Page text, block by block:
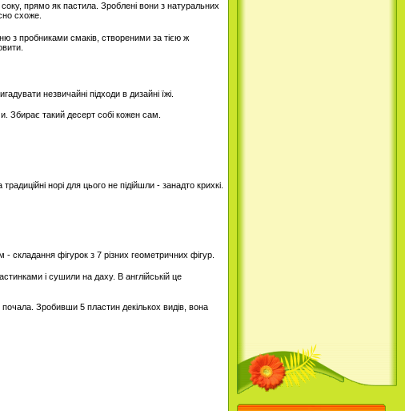
прямо як пастила. Зроблені вони з натуральних
схоже.
з пробниками смаків, створеними за тією ж
незвичайні підходи в дизайні їжі.
Збирає такий десерт собі кожен сам.
норі для цього не підійшли - занадто крихкі.
складання фігурок з 7 різних геометричних фігур.
і сушили на даху. В англійській це
Зробивши 5 пластин декількох видів, вона